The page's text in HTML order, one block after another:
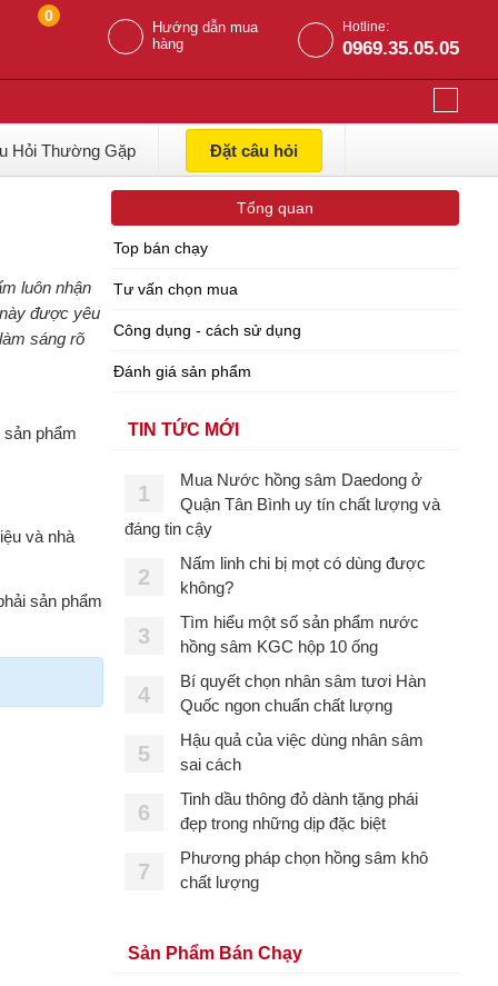
0
Hướng dẫn mua
hàng
Hotline:
0969.35.05.05
Hỏi Thường Gặp Đặt câu hỏi
luôn nhận
được yêu
sáng rõ
phẩm
và nhà
sản phẩm
Tổng quan
Top bán chạy
Tư vấn chọn mua
Công dụng - cách sử dụng
Đánh giá sản phẩm
TIN TỨC MỚI
1
Mua Nước hồng sâm Daedong ở
Quận Tân Bình uy tín chất lượng và
đáng tin cậy
2
Nấm linh chi bị mọt có dùng được
không?
3
Tìm hiểu một số sản phẩm nước
hồng sâm KGC hộp 10 ống
4
Bí quyết chọn nhân sâm tươi Hàn
Quốc ngon chuẩn chất lượng
5
Hậu quả của việc dùng nhân sâm
sai cách
6
Tinh dầu thông đỏ dành tặng phái
đẹp trong những dịp đặc biệt
7
Phương pháp chọn hồng sâm khô
chất lượng
Sản Phẩm Bán Chạy